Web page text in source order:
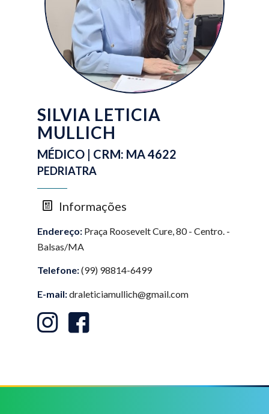
SILVIA LETICIA
MULLICH
MÉDICO | CRM: MA 4622
PEDRIATRA
Informações
Endereço: Praça Roosevelt Cure, 80 - Centro. -
Balsas/MA
Telefone:(99) 98814-6499
E-mail:draleticiamullich@gmail.com